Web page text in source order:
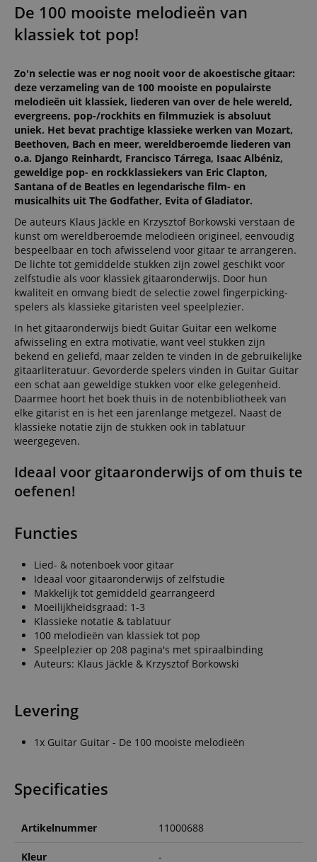
De 100 mooiste melodieën van
klassiek tot pop!
Zo'n selectie was er nog nooit voor de akoestische gitaar:
deze verzameling van de 100 mooiste en populairste
melodieën uit klassiek, liederen van over de hele wereld,
evergreens, pop-/rockhits en filmmuziek is absoluut
uniek. Het bevat prachtige klassieke werken van Mozart,
Beethoven, Bach en meer, wereldberoemde liederen van
o.a. Django Reinhardt, Francisco Tárrega, Isaac Albéniz,
geweldige pop- en rockklassiekers van Eric Clapton,
Santana of de Beatles en legendarische film- en
musicalhits uit The Godfather, Evita of Gladiator.
De auteurs Klaus Jäckle en Krzysztof Borkowski verstaan de
kunst om wereldberoemde melodieën origineel, eenvoudig
bespeelbaar en toch afwisselend voor gitaar te arrangeren.
De lichte tot gemiddelde stukken zijn zowel geschikt voor
zelfstudie als voor klassiek gitaaronderwijs. Door hun
kwaliteit en omvang biedt de selectie zowel fingerpicking-
spelers als klassieke gitaristen veel speelplezier.
In het gitaaronderwijs biedt Guitar Guitar een welkome
afwisseling en extra motivatie, want veel stukken zijn
bekend en geliefd, maar zelden te vinden in de gebruikelijke
gitaarliteratuur. Gevorderde spelers vinden in Guitar Guitar
een schat aan geweldige stukken voor elke gelegenheid.
Daarmee hoort het boek thuis in de notenbibliotheek van
elke gitarist en is het een jarenlange metgezel. Naast de
klassieke notatie zijn de stukken ook in tablatuur
weergegeven.
Ideaal voor gitaaronderwijs of om thuis te
oefenen!
Functies
Lied- & notenboek voor gitaar
Ideaal voor gitaaronderwijs of zelfstudie
Makkelijk tot gemiddeld gearrangeerd
Moeilijkheidsgraad: 1-3
Klassieke notatie & tablatuur
100 melodieën van klassiek tot pop
Speelplezier op 208 pagina's met spiraalbinding
Auteurs: Klaus Jäckle & Krzysztof Borkowski
Levering
1x Guitar Guitar - De 100 mooiste melodieën
Specificaties
Artikelnummer 11000688
Kleur -